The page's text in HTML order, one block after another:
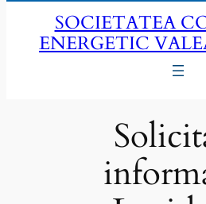
SOCIETATEA
ENERGETIC